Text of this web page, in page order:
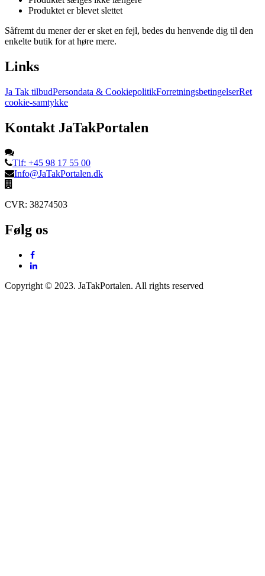
Produktet er blevet slettet
Såfremt du mener der er sket en fejl, bedes du henvende dig til den
enkelte butik for at høre mere.
Links
Ja Tak tilbudPersondata & CookiepolitikForretningsbetingelserRet
cookie-samtykke
Kontakt JaTakPortalen
Tlf: +45 98 17 55 00
Info@JaTakPortalen.dk
CVR: 38274503
Følg os
Copyright © 2023. JaTakPortalen. All rights reserved